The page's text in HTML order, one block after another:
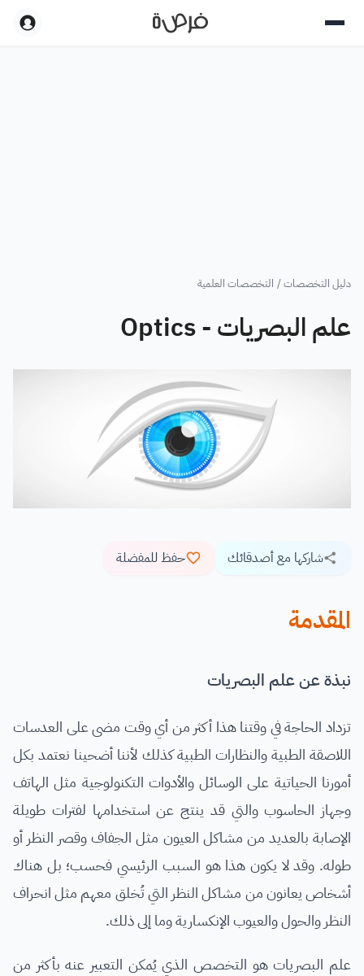
دليل التخصصات/ التخصصات العلمية
علم البصريات - Optics
شاركها مع أصدقائك حفظ للمفضلة
المقدمة
نبذة عن علم البصريات
تزداد الحاجة في وقتنا هذا أكثر من أي وقت مضى على العدسات
اللاصقة الطبية والنظارات الطبية كذلك لأننا أضحينا نعتمد بكل
أمورنا الحياتية على الوسائل والأدوات التكنولوجية مثل الهاتف
وجهاز الحاسوب والتي قد ينتج عن استخدامها لفترات طويلة
الإصابة بالعديد من مشاكل العيون مثل الجفاف وقصر النظر أو
طوله. وقد لا يكون هذا هو السبب الرئيسي فحسب؛ بل هناك
أشخاص يعانون من مشاكل النظر التي تُخلق معهم مثل انحراف
النظر والحول والعيوب الإنكسارية وما إلى ذلك.
علم البصريات هو التخصص الذي يُمكن التعبير عنه بأكثر من